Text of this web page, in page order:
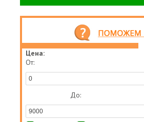
Цена:
От:
До: